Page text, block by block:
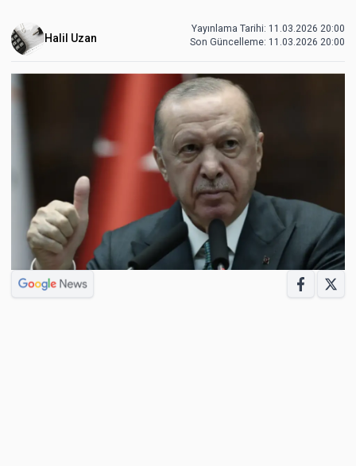
Halil Uzan
Yayınlama Tarihi: 11.03.2026 20:00
Son Güncelleme: 11.03.2026 20:00